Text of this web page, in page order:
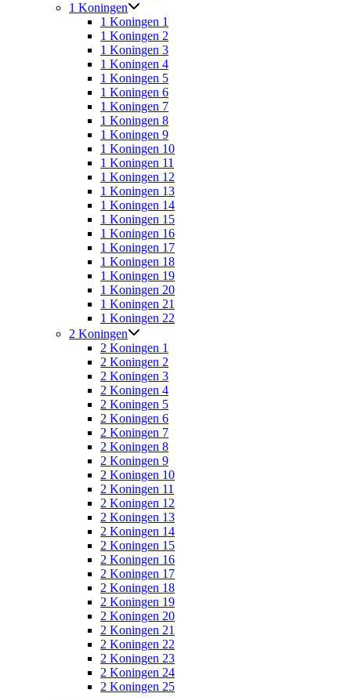
1 Koningen
1 Koningen 1
1 Koningen 2
1 Koningen 3
1 Koningen 4
1 Koningen 5
1 Koningen 6
1 Koningen 7
1 Koningen 8
1 Koningen 9
1 Koningen 10
1 Koningen 11
1 Koningen 12
1 Koningen 13
1 Koningen 14
1 Koningen 15
1 Koningen 16
1 Koningen 17
1 Koningen 18
1 Koningen 19
1 Koningen 20
1 Koningen 21
1 Koningen 22
2 Koningen
2 Koningen 1
2 Koningen 2
2 Koningen 3
2 Koningen 4
2 Koningen 5
2 Koningen 6
2 Koningen 7
2 Koningen 8
2 Koningen 9
2 Koningen 10
2 Koningen 11
2 Koningen 12
2 Koningen 13
2 Koningen 14
2 Koningen 15
2 Koningen 16
2 Koningen 17
2 Koningen 18
2 Koningen 19
2 Koningen 20
2 Koningen 21
2 Koningen 22
2 Koningen 23
2 Koningen 24
2 Koningen 25